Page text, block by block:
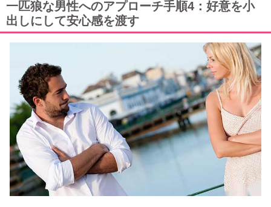
一匹狼な男性へのアプローチ手順4：好意を小
出しにして安心感を渡す